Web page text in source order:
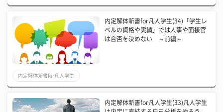
内定解体新書for凡人学生(34)「学生レ
ベルの資格や実績」では人事や面接官
は合否を決めない ～前編～
内定解体新書for凡人学生
内定解体新書for凡人学生(33)凡人学生